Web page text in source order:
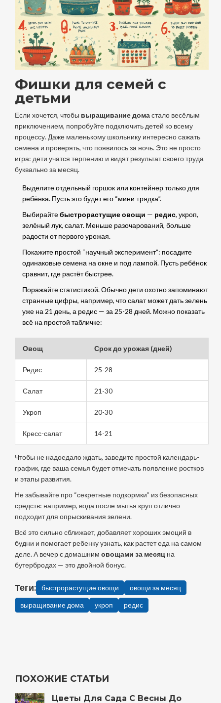
Фишки для семей с
детьми
Если хочется, чтобы выращивание домастало весёлым
приключением, попробуйте подключить детей ко всему
процессу. Даже маленькому школьнику интересно сажать
семена и проверять, что появилось за ночь. Это не просто
игра: дети учатся терпению и видят результат своего труда
буквально за месяц.
Выделите отдельный горшок или контейнер только для
ребёнка. Пусть это будет его “мини-грядка”.
Выбирайтебыстрорастущие овощи — редис, укроп,
зелёный лук, салат. Меньше разочарований, больше
радости от первого урожая.
Покажите простой “научный эксперимент”: посадите
одинаковые семена на окне и под лампой. Пусть ребёнок
сравнит, где растёт быстрее.
Поражайте статистикой. Обычно дети охотно запоминают
странные цифры, например, что салат может дать зелень
уже на 21 день, а редис — за 25-28 дней. Можно показать
всё на простой табличке:
Овощ Срок до урожая (дней)
Редис 25-28
Салат 21-30
Укроп 20-30
Кресс-салат 14-21
Чтобы не надоедало ждать, заведите простой календарь-
график, где ваша семья будет отмечать появление ростков
и этапы развития.
Не забывайте про “секретные подкормки” из безопасных
средств: например, вода после мытья круп отлично
подходит для опрыскивания зелени.
Всё это сильно сближает, добавляет хороших эмоций в
будни и помогает ребенку узнать, как растет еда на самом
деле. А вечер с домашним овощами за месяцна
бутербродах — это двойной бонус.
Теги: быстрорастущие овощи овощи за месяц
выращивание дома укроп редис
ПОХОЖИЕ СТАТЬИ
Цветы Для Сада С Весны До